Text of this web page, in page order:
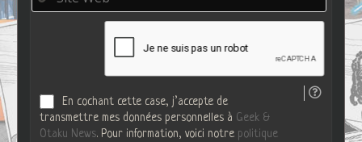
i
t
En cochant cette case, j’accepte de
transmettre mes données personnelles à Geek &
Otaku News. Pour information, voici notre politique